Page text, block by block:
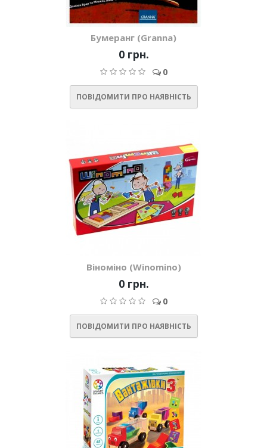
Бумеранг (Granna)
0 грн.
0
ПОВІДОМИТИ ПРО НАЯВНІСТЬ
Віноміно (Winomino)
0 грн.
0
ПОВІДОМИТИ ПРО НАЯВНІСТЬ